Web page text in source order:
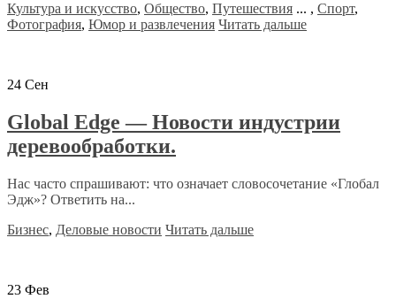
Культура и искусство, Общество, Путешествия ... , Спорт,
Фотография, Юмор и развлечения Читать дальше
24 Сен
Global Edge — Новости индустрии
деревообработки.
Нас часто спрашивают: что означает словосочетание «Глобал
Эдж»? Ответить на...
Бизнес, Деловые новости Читать дальше
23 Фев